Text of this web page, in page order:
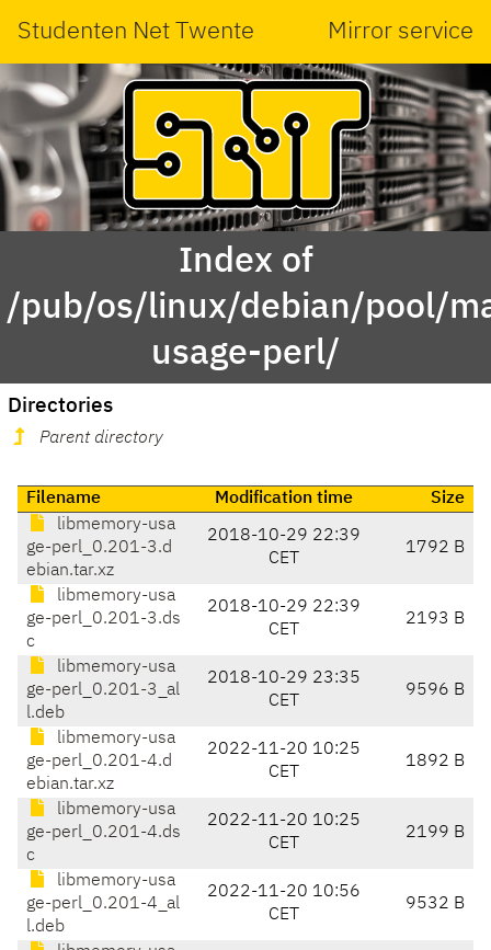
Studenten Net Twente Mirror service
Index of
/pub/os/linux/debian/pool/
usage-perl/
Directories
Parent directory
Filename Modification time
Size
libmemory-usa
ge-perl_0.201-3.d
ebian.tar.xz
2018-10-29 22:39
CET
1792 B
libmemory-usa
ge-perl_0.201-3.ds
c
2018-10-29 22:39
CET
2193 B
libmemory-usa
ge-perl_0.201-3_al
l.deb
2018-10-29 23:35
CET
9596 B
libmemory-usa
ge-perl_0.201-4.d
ebian.tar.xz
2022-11-20 10:25
CET
1892 B
libmemory-usa
ge-perl_0.201-4.ds
c
2022-11-20 10:25
CET
2199 B
libmemory-usa
ge-perl_0.201-4_al
l.deb
2022-11-20 10:56
CET
9532 B